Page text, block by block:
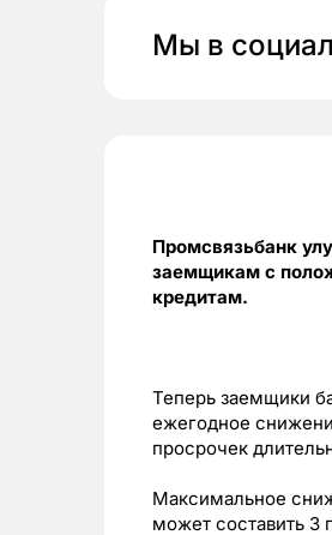
Мы в
Промсвязьбанк
заемщикам с
кредитам.
Теперь заемщики
ежегодное
просрочек
Максимальное
может составить 3